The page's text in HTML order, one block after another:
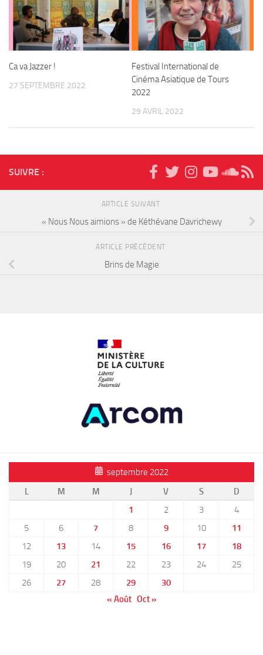
Ca va Jazzer !
27 SEPTEMBRE 2022
Festival International de
Cinéma Asiatique de Tours
2022
29 AVRIL 2022
SUIVRE :
ARTICLE SUIVANT
« Nous Nous aimions » de Kéthévane Davrichewy
ARTICLE PRÉCÉDENT
Brins de Magie
septembre 2022
L
M M J V S
D
1
2 3
4
5
6 7 8 9 10
11
12
13 14 15 16 17
18
19
20 21 22 23 24
25
26
27 28 29
30
« Août Oct »